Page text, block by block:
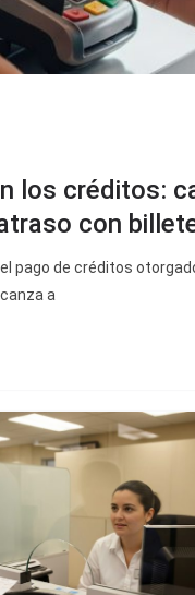
los créditos:
con
pago de créditos
a